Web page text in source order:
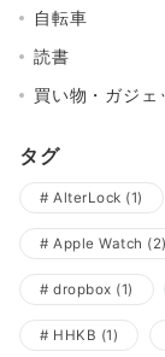
自転車
読書
買い物・ガジェ
タグ
AlterLock (1)
Apple Watch (2)
dropbox (1)
HHKB (1)